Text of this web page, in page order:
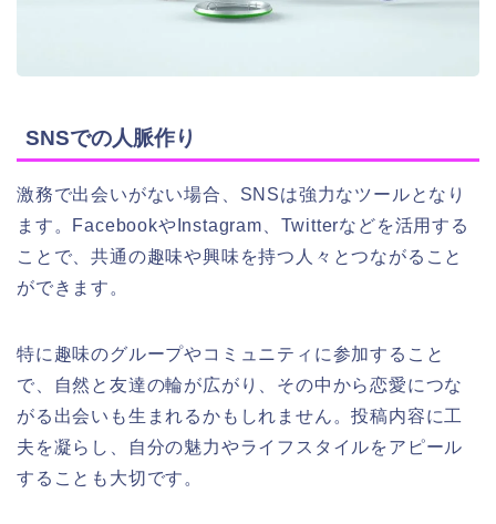
SNSでの人脈作り
激務で出会いがない場合、SNSは強力なツールとなり
ます。FacebookやInstagram、Twitterなどを活用する
ことで、共通の趣味や興味を持つ人々とつながること
ができます。
特に趣味のグループやコミュニティに参加すること
で、自然と友達の輪が広がり、その中から恋愛につな
がる出会いも生まれるかもしれません。投稿内容に工
夫を凝らし、自分の魅力やライフスタイルをアピール
することも大切です。